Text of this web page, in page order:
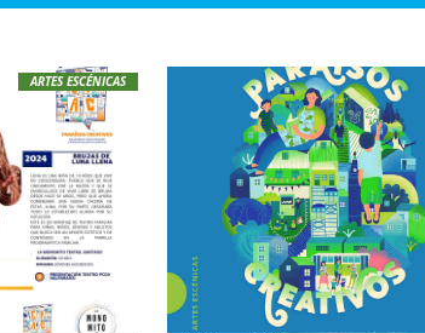
ARTES ESCÉNICAS